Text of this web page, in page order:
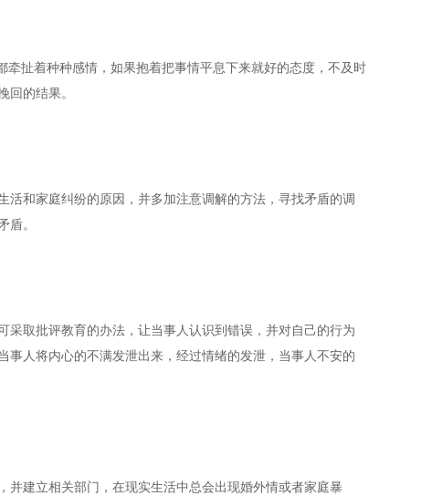
扯着种种感情，如果抱着把事情平息下来就好的态度，不及时
回的结果。
和家庭纠纷的原因，并多加注意调解的方法，寻找矛盾的调
盾。
取批评教育的办法，让当事人认识到错误，并对自己的行为
人将内心的不满发泄出来，经过情绪的发泄，当事人不安的
建立相关部门，在现实生活中总会出现婚外情或者家庭暴